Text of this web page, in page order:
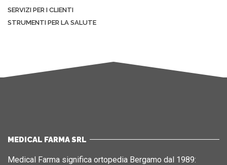
SERVIZI PER I CLIENTI
STRUMENTI PER LA SALUTE
MEDICAL FARMA SRL
Medical Farma significa ortopedia Bergamo dal 1989: